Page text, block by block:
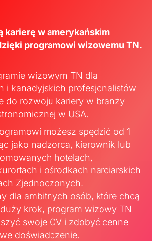
karierę w amerykańskim
programowi wizowemu TN.
wizowym TN dla
i kanadyjskich profesjonalistów
do rozwoju kariery w branży
w USA.
możesz spędzić od 1
jako nadzorca, kierownik lub
hotelach,
i ośrodkach narciarskich
Zjednoczonych.
dla ambitnych osób, które chcą
krok, program wizowy TN
swoje CV i zdobyć cenne
doświadczenie.